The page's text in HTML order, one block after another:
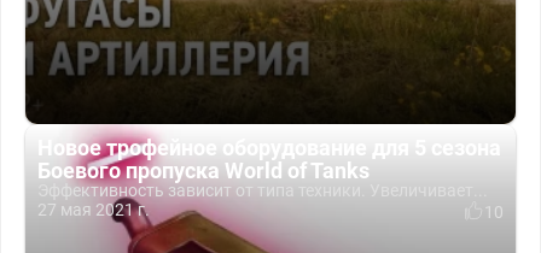
Новое трофейное оборудование для 5 сезона
Боевого пропуска World of Tanks
Эффективность зависит от типа техники. Увеличивает...
27 мая 2021 г.
10